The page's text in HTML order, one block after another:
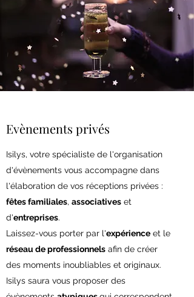
Evènements privés
Isilys, votre spécialiste de l'organisation
d'évènements vous accompagne dans
l'élaboration de vos réceptions privées :
fêtes familiales, associatives et
d'entreprises.
Laissez-vous porter par l'expérience et le
réseau de professionnels afin de créer
des moments inoubliables et originaux.
Isilys saura vous proposer des